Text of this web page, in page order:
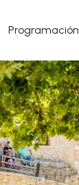
Programación